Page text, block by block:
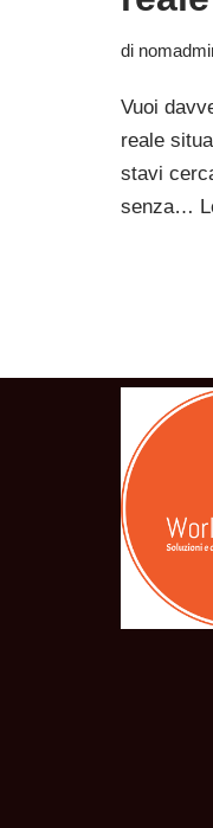
di
Vuoi
reale
stavi
senza…